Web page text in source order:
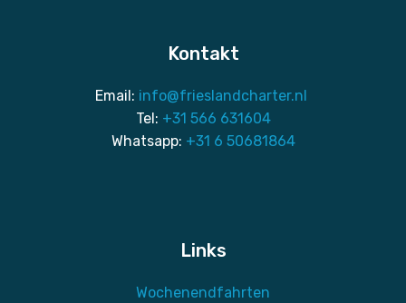
Kontakt
Email: info@frieslandcharter.nl
Tel: +31 566 631604
Whatsapp: +31 6 50681864
Links
Wochenendfahrten